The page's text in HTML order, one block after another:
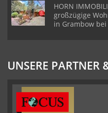
HORN
großzügige
in Grambow bei
UNSERE PARTNER